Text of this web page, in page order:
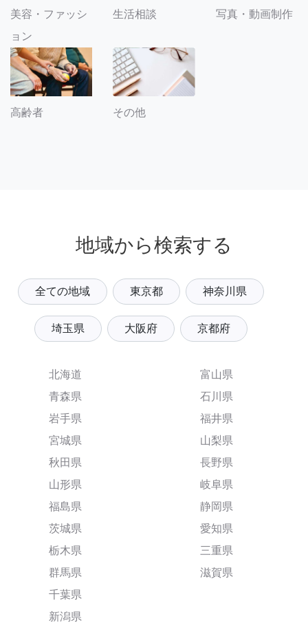
美容・ファッシ
ョン
生活相談 写真・動画制作
高齢者 その他
地域から検索する
全ての地域 東京都 神奈川県
埼玉県 大阪府 京都府
北海道
青森県
岩手県
宮城県
秋田県
山形県
福島県
茨城県
栃木県
群馬県
千葉県
新潟県
富山県
石川県
福井県
山梨県
長野県
岐阜県
静岡県
愛知県
三重県
滋賀県